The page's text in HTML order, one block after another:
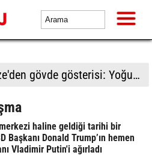
BTP Gebze'den gövde gösterisi: Yoğun katılımla yeni üyeler rozetlerini taktı
haline geldiği tarihi bir
Başkanı Donald Trump’ın hemen
Vladimir Putin'i ağırladı